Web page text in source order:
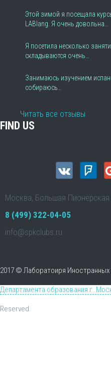
Этой зимой я посещала
LABlang. Я очень довольна…
Я посетила несколько
складываются очень…
Занимаюсь изучением
собираюсь…
Читать все отзывы
FIND US
Москва, Большая
8 (499) 322-04-05
info@spkclubs.ru
2017 © Лаборатоиря Иностранных
Департамента образования г.
Reserved.